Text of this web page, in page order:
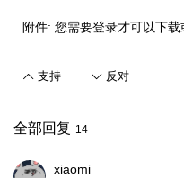
附件: 您需要登录才可以下载
支持 反对
全部回复 14
xiaomi